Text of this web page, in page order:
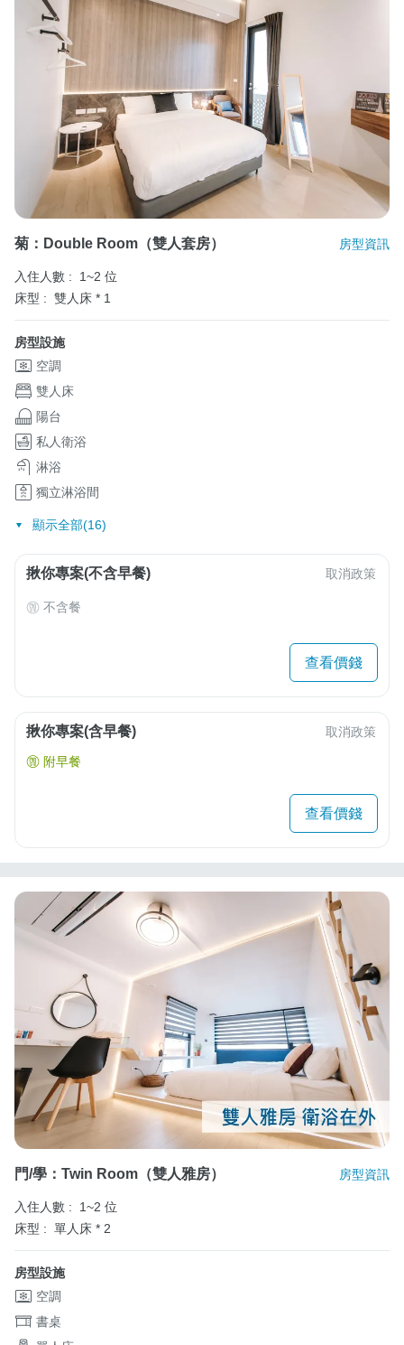
菊：Double Room（雙人套房） 房型資訊
入住人數 :
1~2 位
床型 : 雙人床 * 1
房型設施
空調
雙人床
陽台
私人衛浴
淋浴
獨立淋浴間
顯示全部(16)
揪你專案(不含早餐) 取消政策
不含餐
查看價錢
揪你專案(含早餐) 取消政策
附早餐
查看價錢
門/學：Twin Room（雙人雅房） 房型資訊
入住人數 :
1~2 位
床型 : 單人床 * 2
房型設施
空調
書桌